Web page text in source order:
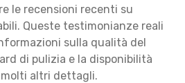
le recensioni recenti su
Queste testimonianze reali
sulla qualità del
di pulizia e la disponibilità
altri dettagli.